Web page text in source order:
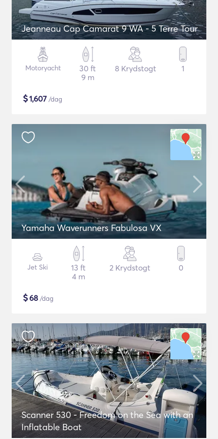
Jeanneau Cap Camarat 9 WA - 5 Terre Tour
Motoryacht
30 ft
9 m
8 Krydstogt 1
$1,607 /dag
Yamaha Waverunners Fabulosa VX
Jet Ski
13 ft
4 m
2 Krydstogt 0
$68 /dag
Scanner 530 - Freedom on the Sea with an
Inflatable Boat